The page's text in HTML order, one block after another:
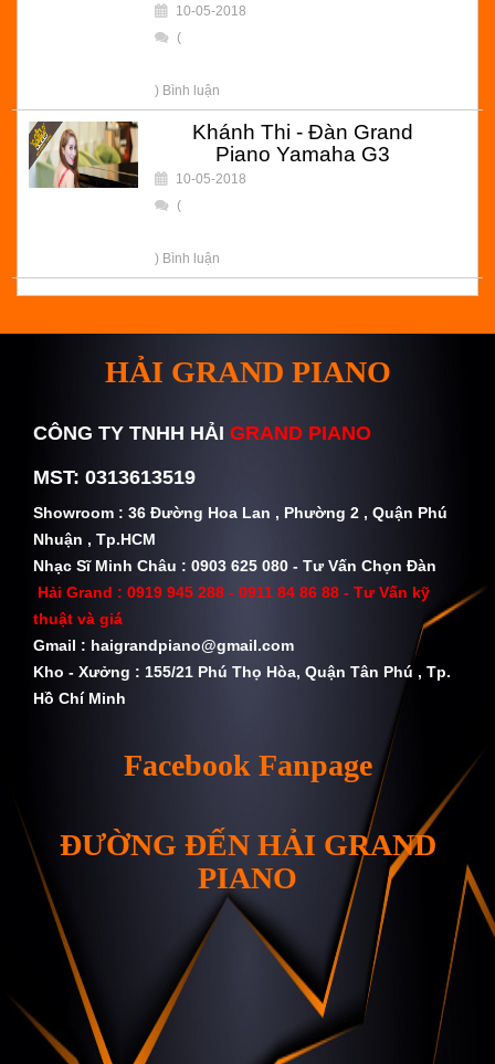
10-05-2018
(
) Bình luận
Khánh Thi - Đàn Grand
Piano Yamaha G3
10-05-2018
(
) Bình luận
HẢI GRAND PIANO
CÔNG TY TNHH HẢI GRAND PIANO
MST: 0313613519
Showroom : 36 Đường Hoa Lan , Phường 2 , Quận Phú
Nhuận , Tp.HCM
Nhạc Sĩ Minh Châu : 0903 625 080 - Tư Vấn Chọn Đàn
Hải Grand : 0919 945 288 - 0911 84 86 88 - Tư Vấn kỹ
thuật và giá
Gmail : haigrandpiano@gmail.com
Kho - Xưởng : 155/21 Phú Thọ Hòa, Quận Tân Phú , Tp.
Hồ Chí Minh
Facebook Fanpage
ĐƯỜNG ĐẾN HẢI GRAND
PIANO